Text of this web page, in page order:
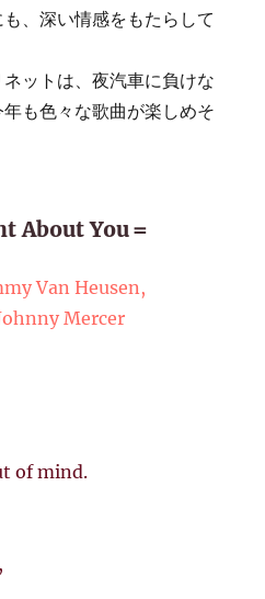
、深い情感をもたらして
ットは、夜汽車に負けな
も色々な歌曲が楽しめそ
About You＝
Van Heusen,
Mercer
of mind.